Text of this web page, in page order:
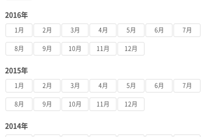
2016年
1月 2月 3月 4月 5月 6月 7月
8月 9月 10月 11月 12月
2015年
1月 2月 3月 4月 5月 6月 7月
8月 9月 10月 11月 12月
2014年